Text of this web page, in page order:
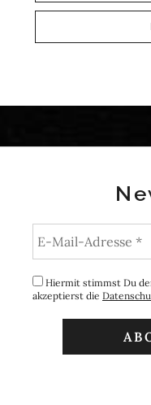
Hiermit stimmst Du
akzeptierst die